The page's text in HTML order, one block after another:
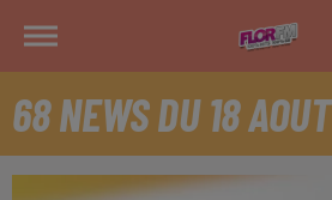
68 NEWS DU 18 AOUT